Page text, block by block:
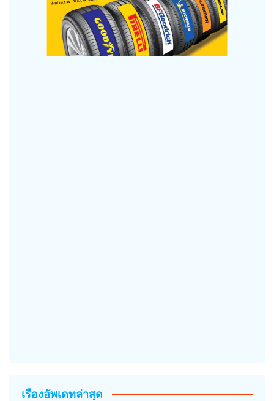
เรื่องอัพเดทล่าสุด